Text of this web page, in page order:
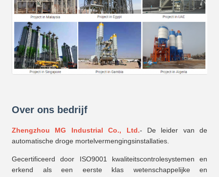
Over ons bedrijf
Zhengzhou MG Industrial Co., Ltd.- De leider van de
automatische droge mortelvermengingsinstallaties.
Gecertificeerd door ISO9001 kwaliteitscontrolesystemen en
erkend als een eerste klas wetenschappelijke en